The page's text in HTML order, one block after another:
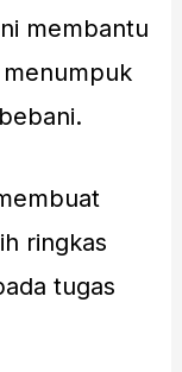
membantu
ringkas
tugas